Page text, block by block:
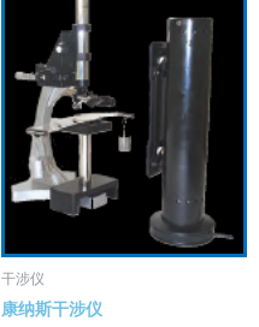
干涉仪
康纳斯干涉仪